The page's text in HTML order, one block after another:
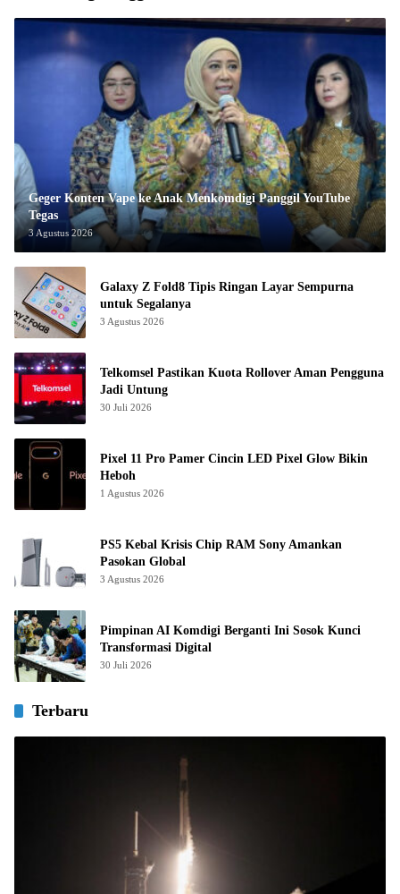
Geger Konten Vape ke Anak Menkomdigi Panggil YouTube
Tegas
3 Agustus 2026
Galaxy Z Fold8 Tipis Ringan Layar Sempurna
untuk Segalanya
3 Agustus 2026
Telkomsel Pastikan Kuota Rollover Aman Pengguna
Jadi Untung
30 Juli 2026
Pixel 11 Pro Pamer Cincin LED Pixel Glow Bikin
Heboh
1 Agustus 2026
PS5 Kebal Krisis Chip RAM Sony Amankan
Pasokan Global
3 Agustus 2026
Pimpinan AI Komdigi Berganti Ini Sosok Kunci
Transformasi Digital
30 Juli 2026
Terbaru